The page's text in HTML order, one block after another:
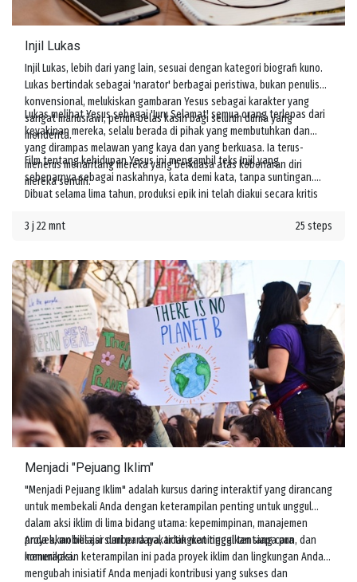
Injil Lukas
Injil Lukas, lebih dari yang lain, sesuai dengan kategori biografi kuno.
Lukas bertindak sebagai 'narator' berbagai peristiwa, bukan penulis
konvensional, melukiskan gambaran Yesus sebagai karakter yang
sangat manusiawi, penuh belas kasih bagi seluruh dunia yang
menderita.
Lukas melihat Yesus sebagai 'Juru Selamat' semua orang terlepas dari
keyakinan mereka, selalu berada di pihak yang membutuhkan dan
yang dirampas melawan yang kaya dan yang berkuasa. Ia terus-
menerus menantang mereka yang berkuasa atas kebenaran diri
mereka sendiri.
Film tentang kehidupan Yesus ini mengambil teks Injil yang
sebenarnya sebagai naskahnya, kata demi kata, tanpa suntingan.
Dibuat selama lima tahun, produksi epik ini telah diakui secara kritis
unik dan sangat autentik.
3 j 22 mnt 25 steps
Menjadi "Pejuang Iklim"
"Menjadi Pejuang Iklim" adalah kursus daring interaktif yang dirancang
untuk membekali Anda dengan keterampilan penting untuk unggul
dalam aksi iklim di lima bidang utama: kepemimpinan, manajemen
proyek, mobilisasi sumber daya, tidak meninggalkan siapa pun, dan
komunikasi.
Anda akan belajar dari para pakar tingkat tinggi tentang cara
menerapkan keterampilan ini pada proyek iklim dan lingkungan Anda,
mengubah inisiatif Anda menjadi kontribusi yang sukses dan